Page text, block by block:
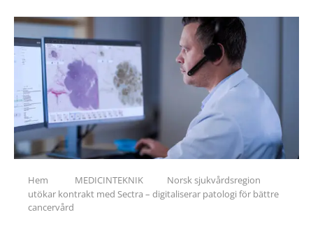
Hem MEDICINTEKNIK
Norsk sjukvårdsregion
utökar kontrakt med Sectra – digitaliserar patologi för bättre
cancervård